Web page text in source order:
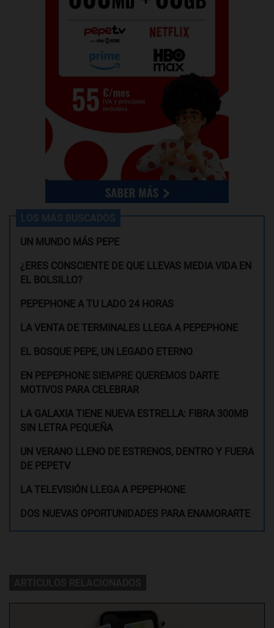
LOS MÁS BUSCADOS
UN MUNDO MÁS PEPE
¿ERES CONSCIENTE DE QUE LLEVAS MEDIA VIDA EN
EL BOLSILLO?
PEPEPHONE A TU LADO 24 HORAS
LA VENTA DE TERMINALES LLEGA A PEPEPHONE
EL BOSQUE PEPE, UN LEGADO ETERNO
EN PEPEPHONE SIEMPRE QUEREMOS DARTE
MOTIVOS PARA CELEBRAR
LA GALAXIA TIENE NUEVA ESTRELLA: FIBRA 300MB
SIN LETRA PEQUEÑA
UN VERANO LLENO DE ESTRENOS, DENTRO Y FUERA
DE PEPETV
LA TELEVISIÓN LLEGA A PEPEPHONE
DOS NUEVAS OPORTUNIDADES PARA ENAMORARTE